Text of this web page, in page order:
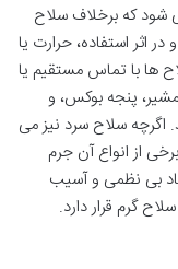
شود که برخلاف سلاح
اثر استفاده، حرارت یا
ها با تماس مستقیم یا
پنجه بوکس، و
اگرچه سلاح سرد نیز می
از انواع آن جرم
بی نظمی و آسیب
گرم قرار دارد.